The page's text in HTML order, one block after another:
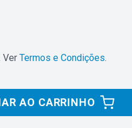
Ver Termos e Condições.
AO CARRINHO